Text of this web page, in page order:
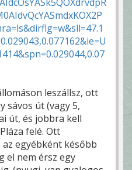
leszállsz, ott
sávos út (vagy 5,
út, és jobbra kell
felé. Ott
egyébként később
el nem érsz egy